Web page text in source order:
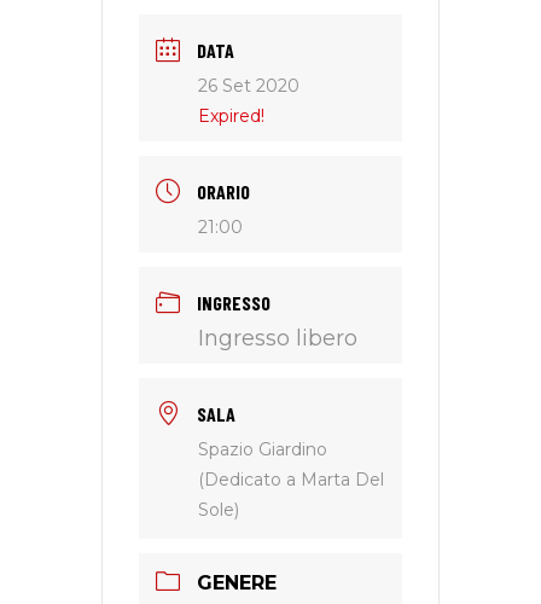
DATA
26 Set 2020
Expired!
ORARIO
21:00
INGRESSO
Ingresso libero
SALA
Spazio Giardino
(Dedicato a Marta Del
Sole)
GENERE